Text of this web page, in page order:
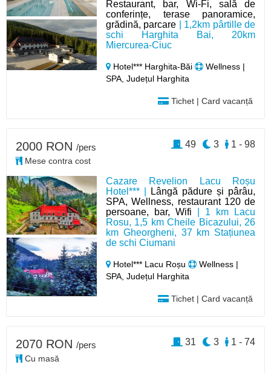
Restaurant, bar, Wi-Fi, sală de
conferințe, terase panoramice,
grădină, parcare | 1,2km pârtille de
schi Harghita Bai, 20km
Miercurea-Ciuc
Hotel*** Harghita-Băi
Wellness |
SPA, Județul Harghita
Tichet | Card vacanță
Cazare Revelion Lacu Roșu
Hotel*** |
Lângă pădure și pârâu,
SPA, Wellness, restaurant 120 de
persoane, bar, Wifi | 1 km Lacu
Rosu, 1,5 km Cheile Bicazului, 26
km Gheorgheni, 37 km Stațiunea
de schi Ciumani
Hotel*** Lacu Roșu
Wellness |
SPA, Județul Harghita
Tichet | Card vacanță
2000 RON /pers
Mese contra cost
1 - 98
3
49
2070 RON /pers
Cu masă
1 - 74
3
31